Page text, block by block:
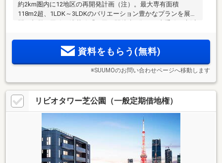
約2km圏内に12地区の再開発計画（注）。最大専有面積
118m2超、1LDK～3LDKのバリエーション豊かなプランを展
全50邸のプライベートレジデンス「リビオ三田レジデンス」
資料をもらう(無料)
※SUUMOのお問い合わせページへ移動します
リビオタワー芝公園（一般定期借地権）